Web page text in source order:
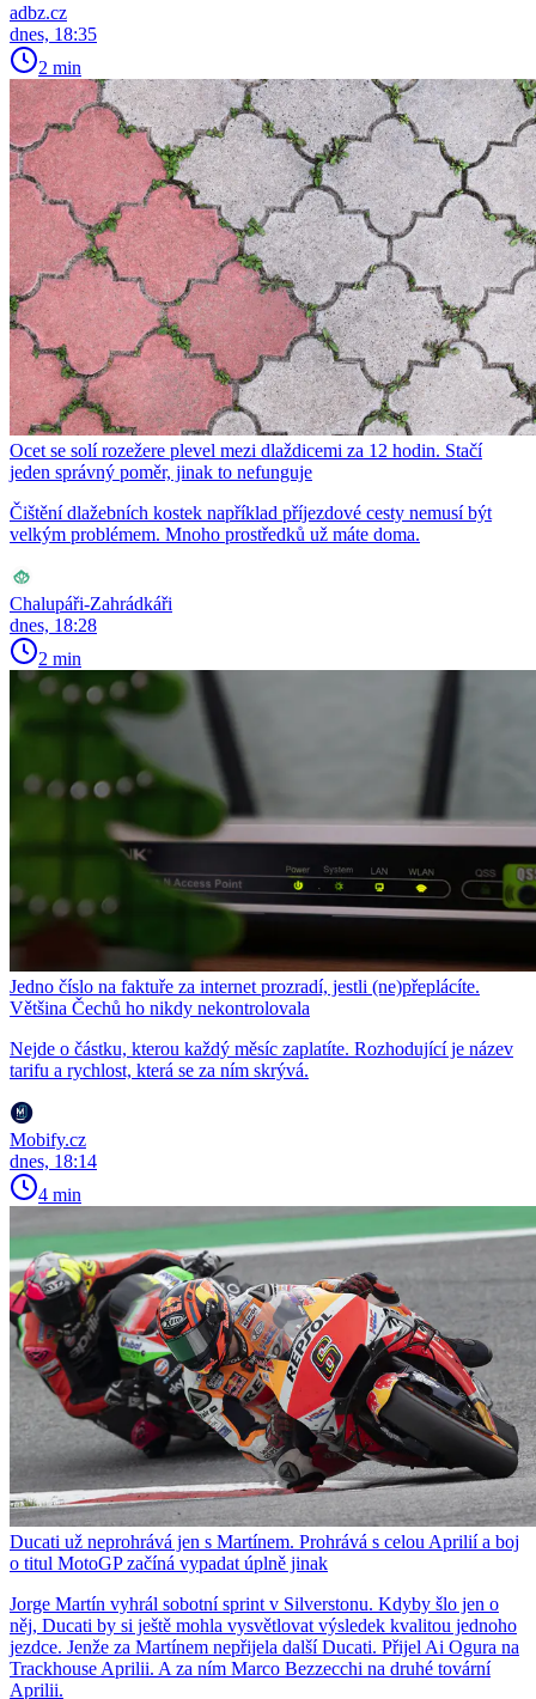
adbz.cz
dnes, 18:35
2 min
Ocet se solí rozežere plevel mezi dlaždicemi za 12 hodin. Stačí
jeden správný poměr, jinak to nefunguje
Čištění dlažebních kostek například příjezdové cesty nemusí být
velkým problémem. Mnoho prostředků už máte doma.
Chalupáři-Zahrádkáři
dnes, 18:28
2 min
Jedno číslo na faktuře za internet prozradí, jestli (ne)přeplácíte.
Většina Čechů ho nikdy nekontrolovala
Nejde o částku, kterou každý měsíc zaplatíte. Rozhodující je název
tarifu a rychlost, která se za ním skrývá.
Mobify.cz
dnes, 18:14
4 min
Ducati už neprohrává jen s Martínem. Prohrává s celou Aprilií a boj
o titul MotoGP začíná vypadat úplně jinak
Jorge Martín vyhrál sobotní sprint v Silverstonu. Kdyby šlo jen o
něj, Ducati by si ještě mohla vysvětlovat výsledek kvalitou jednoho
jezdce. Jenže za Martínem nepřijela další Ducati. Přijel Ai Ogura na
Trackhouse Aprilii. A za ním Marco Bezzecchi na druhé tovární
Aprilii.